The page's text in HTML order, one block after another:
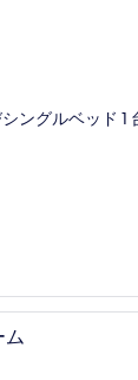
ングルベッド 1
1 室のベッドル
ム